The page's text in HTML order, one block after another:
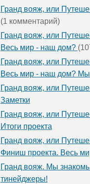
Гранд вояж, или
(1 комментарий)
Гранд вояж, или
Весь мир - наш дом?
Гранд вояж, или
Весь мир - наш дом?
Гранд вояж, или
Заметки
Гранд вояж, или
Итоги проекта
Гранд вояж, или
Финиш проекта. Весь
Гранд вояж. Мы
тинейджеры!